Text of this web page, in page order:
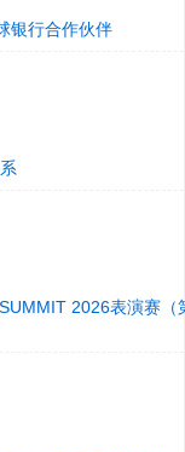
银行合作伙伴
2026表演赛（